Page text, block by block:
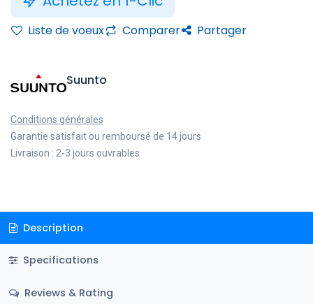
Liste de voeux Comparer Partager
Suunto
Conditions générales
Garantie satisfait ou remboursé de 14 jours
Livraison : 2-3 jours ouvrables
Description
Specifications
Reviews & Rating